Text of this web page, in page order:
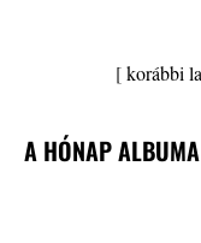
[korábbi
A HÓNAP ALBUMA